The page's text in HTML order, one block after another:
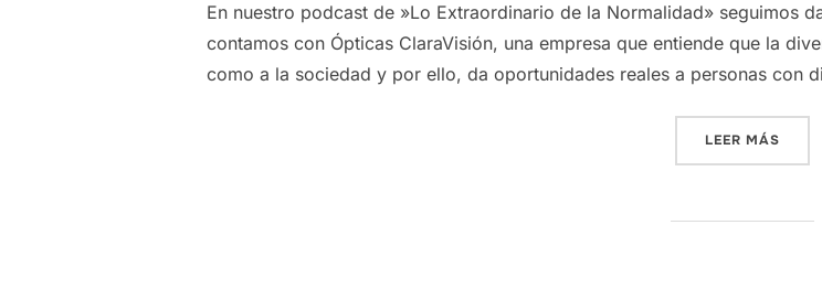
En nuestro podcast de »Lo Extraordinario de la Normalidad» seguimos
contamos con Ópticas ClaraVisión, una empresa que entiende que la
como a la sociedad y por ello, da oportunidades reales a personas con
LEER MÁS